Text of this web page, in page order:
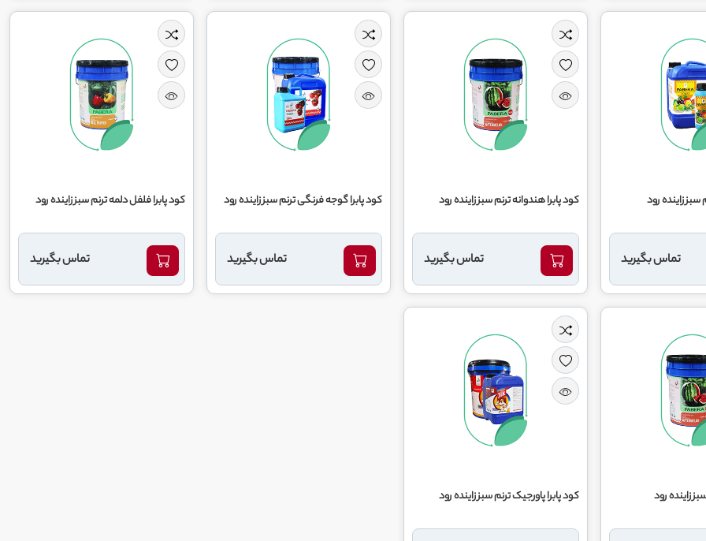
سبز زاینده رود
تماس بگیرید
کود پابرا هندوانه ترنم سبز زاینده رود
تماس بگیرید
کود پابرا گوجه فرنگی ترنم سبز زاینده رود
تماس بگیرید
کود پابرا فلفل دلمه ترنم سبز زاینده رود
تماس بگیرید
زاینده رود کود پابرا پاورجیک ترنم سبز زاینده رود